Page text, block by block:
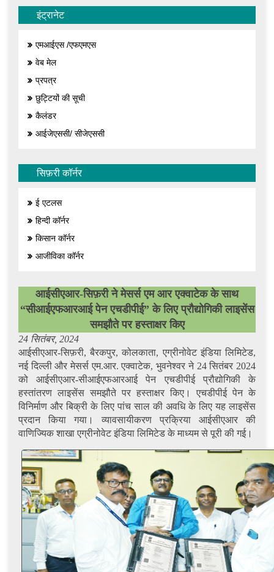
इंट्रानेट
एमआईएस /एफएमएस
वेब मेल
प्रपत्र
छुट्टियों की सूची
कैलंडर
आईजेएससी/ सीजेएससी
सिफ़री कॉर्नर
ई एटलस
हिन्दी कॉर्नर
किसान कॉर्नर
आजीविका कॉर्नर
आईसीएआर-सिफ़री ने मेसर्स एम आर एक्वाटेक के साथ
“सीआईएफआरआई पेन एचडीपीई” के लिए प्रौद्योगिकी लाइसेंस
समझौते पर हस्ताक्षर किए
24 सितंबर, 2024
आईसीएआर-सिफ़री, बैरकपुर, कोलकाता, एग्रीनोवेट इंडिया लिमिटेड,
नई दिल्ली और मेसर्स एम.आर. एक्वाटेक, भुवनेश्वर ने 24 सितंबर 2024
को आईसीएआर-सीआईएफआरआई पेन एचडीपीई प्रौद्योगिकी के
हस्तांतरण लाइसेंस समझौते पर हस्ताक्षर किए। एचडीपीई पेन के
विनिर्माण और बिक्री के लिए पांच साल की अवधि के लिए यह लाइसेंस
प्रदान किया गया। व्यावसायीकरण प्रक्रिया आईसीएआर की
वाणिज्यिक शाखा एग्रीनोवेट इंडिया लिमिटेड के माध्यम से पूरी की गई।